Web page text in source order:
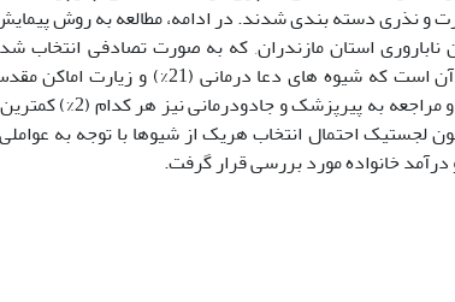
و نذری دسته بندی شدند. در ادامه، مطالعه به روش
ناباروری استان مازندران, که به صورت تصادفی انتخاب
گردید. یافته‌های حاصل از پیمایش حاکی از آن است که شیوه های دعا درمانی
کردن هر کدام (16%) دارای بالاترین فراوانی و مراجعه
لجستیک احتمال انتخاب هریک از شیوها با توجه به
خانواده مورد بررسی قرار گرفت.